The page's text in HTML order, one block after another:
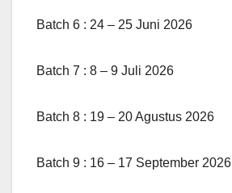
Batch 6 : 24 – 25 Juni 2026
Batch 7 : 8 – 9 Juli 2026
Batch 8 : 19 – 20 Agustus 2026
Batch 9 : 16 – 17 September 2026